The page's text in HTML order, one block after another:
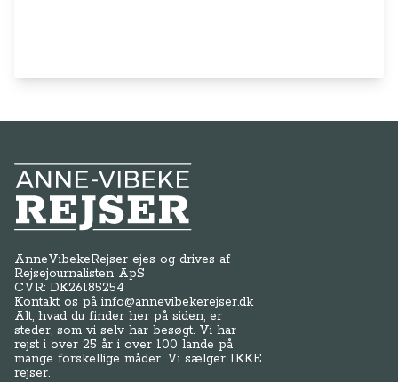
Anne-Vibeke Rejser
AnneVibekeRejser ejes og drives af
Rejsejournalisten ApS
CVR: DK26185254
Kontakt os påinfo@annevibekerejser.dk
Alt, hvad du finder her på siden, er
steder, som vi selv har besøgt. Vi har
rejst i over 25 år i over 100 lande på
mange forskellige måder. Vi sælger IKKE
rejser.